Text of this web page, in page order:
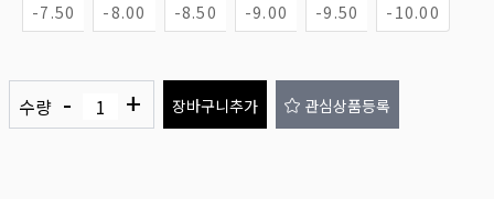
-7.50 -8.00 -8.50 -9.00 -9.50 -10.00
수량 - + 장바구니추가 관심상품등록